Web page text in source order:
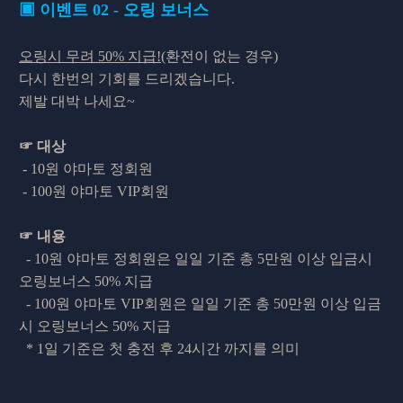
▣ 이벤트 02 - 오링 보너스
오링시 무려 50% 지급!(환전이 없는 경우)
다시 한번의 기회를 드리겠습니다.
제발 대박 나세요~
☞ 대상
- 10원 야마토 정회원
- 100원 야마토 VIP회원
☞ 내용
- 10원 야마토 정회원은 일일 기준 총 5만원 이상 입금시
오링보너스 50% 지급
- 100원 야마토 VIP회원은 일일 기준 총 50만원 이상 입금
시 오링보너스 50% 지급
* 1일 기준은 첫 충전 후 24시간 까지를 의미